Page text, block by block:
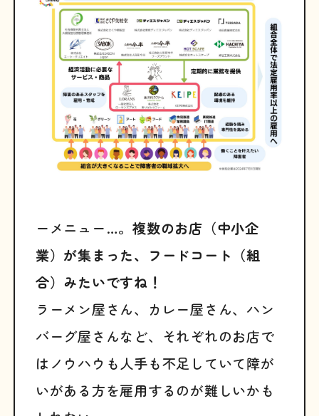
ーメニュー…。複数のお店（中小企
業）が集まった、フードコート（組
合）みたいですね！
ラーメン屋さん、カレー屋さん、ハン
バーグ屋さんなど、それぞれのお店で
はノウハウも人手も不足していて障が
いがある方を雇用するのが難しいかも